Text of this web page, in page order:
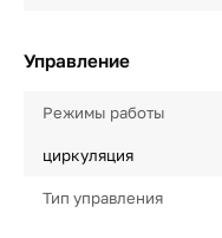
Управление
Режимы работы
циркуляция
Тип управления